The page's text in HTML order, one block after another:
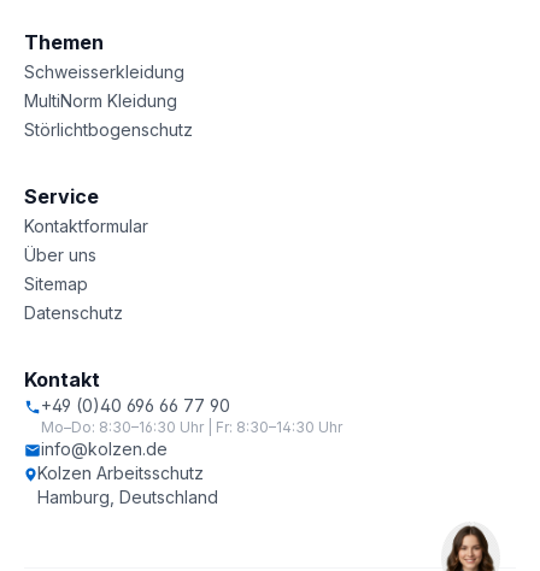
Themen
Schweisserkleidung
MultiNorm Kleidung
Störlichtbogenschutz
Service
Kontaktformular
Über uns
Sitemap
Datenschutz
Kontakt
+49 (0)40 696 66 77 90
Mo–Do: 8:30–16:30 Uhr | Fr: 8:30–14:30 Uhr
info@kolzen.de
Kolzen Arbeitsschutz
Hamburg, Deutschland